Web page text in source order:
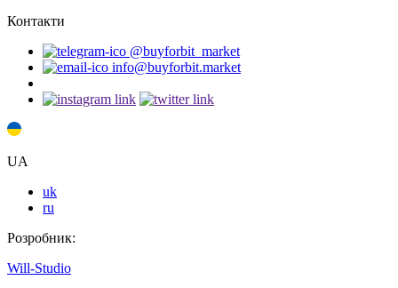
Контакти
@buyforbit_market
info@buyforbit.market
UA
uk
ru
Розробник:
Will-Studio